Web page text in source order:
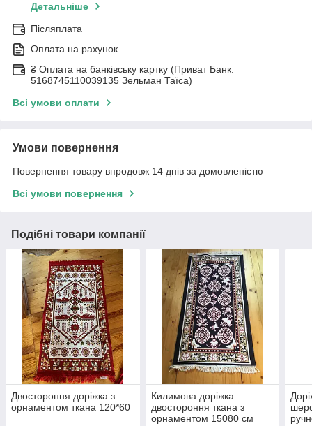
Детальніше
Післяплата
Оплата на рахунок
₴ Оплата на банківську картку (Приват Банк:
5168745110039135 Зельман Таїса)
Всі умови оплати
Умови повернення
Повернення товару впродовж 14 днів за домовленістю
Всі умови повернення
Подібні товари компанії
Двостороння доріжка з
орнаментом ткана 120*60
Килимова доріжка
двостороння ткана з
орнаментом 15080 см